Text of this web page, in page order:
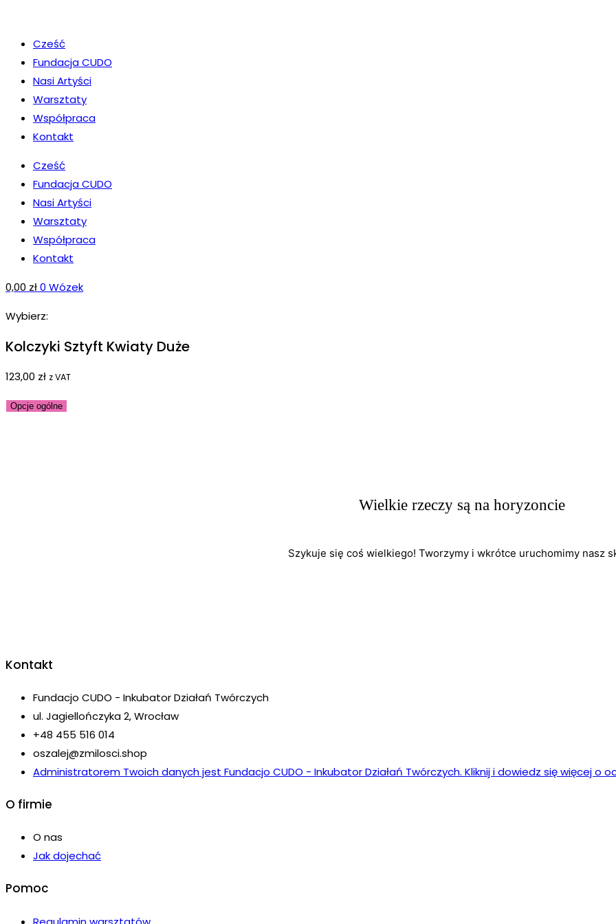
Cześć
Fundacja CUDO
Nasi Artyści
Warsztaty
Współpraca
Kontakt
Cześć
Fundacja CUDO
Nasi Artyści
Warsztaty
Współpraca
Kontakt
0,00 zł0 Wózek
Wybierz:
Kolczyki Sztyft Kwiaty Duże
123,00 zł z VAT
Opcje ogólne
Wielkie rzeczy są na horyzoncie
Szykuje się coś wielkiego! Tworzymy i wkrótce uruchomimy nasz
Kontakt
Fundacjo CUDO - Inkubator Działań Twórczych
ul. Jagiellończyka 2, Wrocław
+48 455 516 014
oszalej@zmilosci.shop
Administratorem Twoich danych jest Fundacjo CUDO - Inkubator Działań Twórczych. Kliknij i dowiedz się więcej o
O firmie
O nas
Jak dojechać
Pomoc